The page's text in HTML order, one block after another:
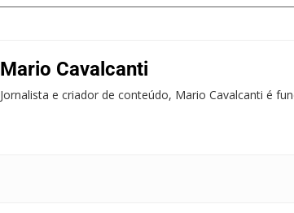
Mario Cavalcanti
Jornalista e criador de conteúdo, Mario Cavalcanti é